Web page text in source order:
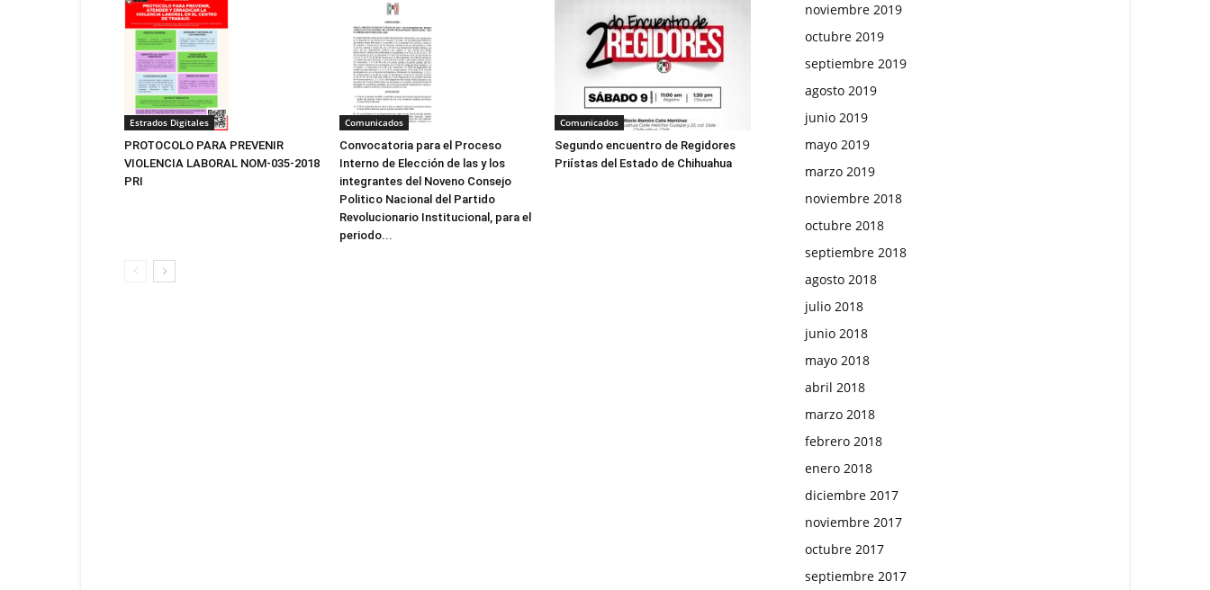
Estrados Digitales
PROTOCOLO PARA PREVENIR
VIOLENCIA LABORAL NOM-035-2018
PRI
Comunicados
Convocatoria para el Proceso
Interno de Elección de las y los
integrantes del Noveno Consejo
Politico Nacional del Partido
Revolucionario Institucional, para el
periodo...
Comunicados
Segundo encuentro de Regidores
Priístas del Estado de Chihuahua
noviembre 2019
octubre 2019
septiembre 2019
agosto 2019
junio 2019
mayo 2019
marzo 2019
noviembre 2018
octubre 2018
septiembre 2018
agosto 2018
julio 2018
junio 2018
mayo 2018
abril 2018
marzo 2018
febrero 2018
enero 2018
diciembre 2017
noviembre 2017
octubre 2017
septiembre 2017